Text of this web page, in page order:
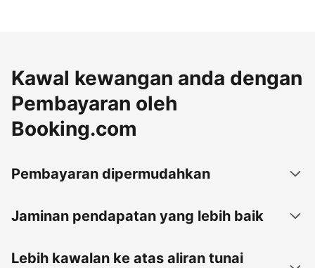
Kawal kewangan anda dengan
Pembayaran oleh
Booking.com
Pembayaran dipermudahkan
Jaminan pendapatan yang lebih baik
Lebih kawalan ke atas aliran tunai